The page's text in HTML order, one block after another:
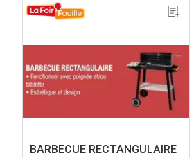
BARBECUE RECTANGULAIRE